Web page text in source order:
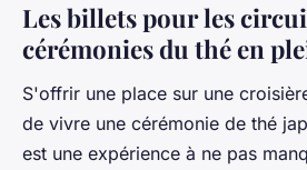
Les billets pour les
cérémonies du thé en
S'offrir une place sur une
de vivre une cérémonie de thé
est une expérience à ne pas